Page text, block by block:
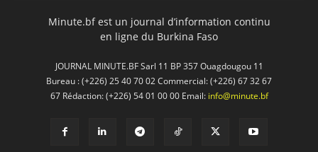
Minute.bf est un journal d’information continu
en ligne du Burkina Faso
JOURNAL MINUTE.BF Sarl 11 BP 357 Ouagdougou 11
Bureau : (+226) 25 40 70 02 Commercial: (+226) 67 32 67
67 Rédaction: (+226) 54 01 00 00 Email: info@minute.bf